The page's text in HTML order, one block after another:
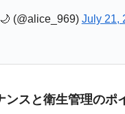
(@alice_969) July 21,
ンスと衛生管理のポ